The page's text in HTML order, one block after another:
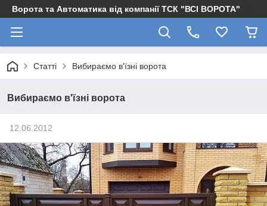
Ворота та Автоматика від компанії ТСК "ВСІ ВОРОТА"
Статті Вибираємо в'їзні ворота
Вибираємо в'їзні ворота
12.06.2012